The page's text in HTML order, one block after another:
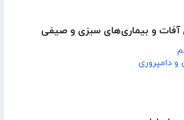
آفات و بیماری‌های سبزی و صیفی
دامپروری